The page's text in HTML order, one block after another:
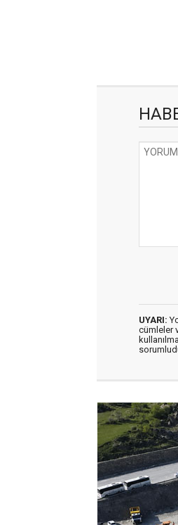
UYARI:
cümleler